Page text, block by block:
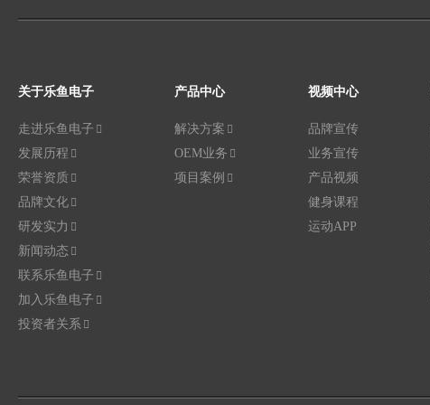
关于乐鱼电子
走进乐鱼电子
发展历程
荣誉资质
品牌文化
研发实力
新闻动态
联系乐鱼电子
加入乐鱼电子
投资者关系
产品中心
解决方案
OEM业务
项目案例
视频中心
品牌宣传
业务宣传
产品视频
健身课程
运动APP